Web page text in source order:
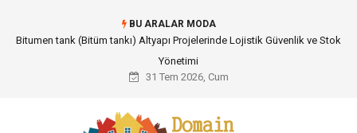
BU ARALAR MODA
Güvenilir Chip Satışı: Kesintisiz Poker Deneyimi İçin Profesyonel Destek
31 Tem 2026, Cum